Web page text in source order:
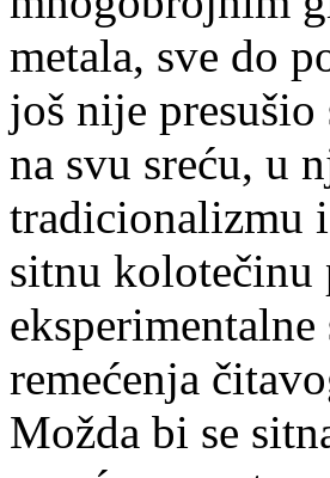
metala, sve do
još nije
na svu sreću, u
tradicionalizmu
sitnu kolotečinu
remećenja
Možda bi se